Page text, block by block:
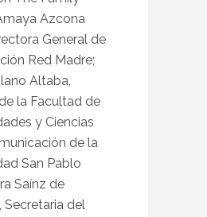
Azcona
General de
Red Madre;
Altaba,
la Facultad de
y Ciencias
de la
San Pablo
Saínz de
Secretaria del